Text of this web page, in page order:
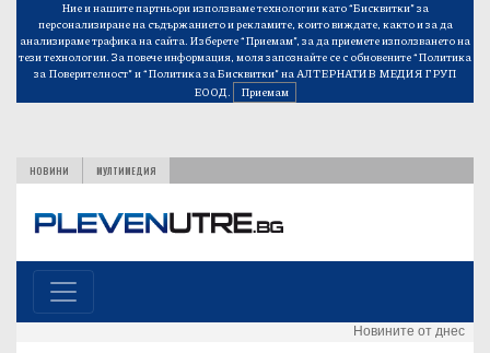
Ние и нашите партньори използваме технологии като “Бисквитки” за
персонализиране на съдържанието и рекламите, които виждате, както и за да
анализираме трафика на сайта. Изберете “Приемам”, за да приемете използването на
тези технологии. За повече информация, моля запознайте се с обновените“Политика
за Поверителност”и“Политика за Бисквитки”на АЛТЕРНАТИВ МЕДИЯ ГРУП
ЕООД.
Приемам
НОВИНИ МУЛТИМЕДИЯ
Новините от днес